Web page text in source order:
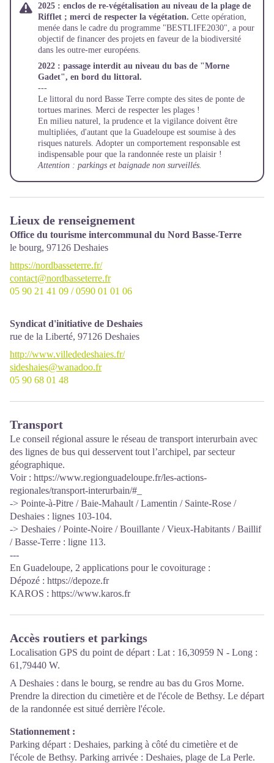
2025 : enclos de re-végétalisation au niveau de la plage de
Rifflet ; merci de respecter la végétation. Cette opération,
menée dans le cadre du programme "BESTLIFE2030", a pour
objectif de financer des projets en faveur de la biodiversité
dans les outre-mer européens.
2022 : passage interdit au niveau du bas de "Morne
Gadet", en bord du littoral.
---
Le littoral du nord Basse Terre compte des sites de ponte de
tortues marines. Merci de respecter les plages !
En milieu naturel, la prudence et la vigilance doivent être
multipliées, d'autant que la Guadeloupe est soumise à des
risques naturels. Adopter un comportement responsable est
indispensable pour que la randonnée reste un plaisir !
Attention : parkings et baignade non surveillés.
Lieux de renseignement
Office du tourisme intercommunal du Nord Basse-Terre
le bourg, 97126 Deshaies
https://nordbasseterre.fr/
contact@nordbasseterre.fr
05 90 21 41 09 / 0590 01 01 06
Syndicat d'initiative de Deshaies
rue de la Liberté, 97126 Deshaies
http://www.villededeshaies.fr/
sideshaies@wanadoo.fr
05 90 68 01 48
Transport
Le conseil régional assure le réseau de transport interurbain avec
des lignes de bus qui desservent tout l’archipel, par secteur
géographique.
Voir : https://www.regionguadeloupe.fr/les-actions-
regionales/transport-interurbain/#_
-> Pointe-à-Pitre / Baie-Mahault / Lamentin / Sainte-Rose /
Deshaies : lignes 103-104.
-> Deshaies / Pointe-Noire / Bouillante / Vieux-Habitants / Baillif
/ Basse-Terre : ligne 113.
---
En Guadeloupe, 2 applications pour le covoiturage :
Dépozé : https://depoze.fr
KAROS : https://www.karos.fr
Accès routiers et parkings
Localisation GPS du point de départ : Lat : 16,30959 N - Long :
61,79440 W.
A Deshaies : dans le bourg, se rendre au bas du Gros Morne.
Prendre la direction du cimetière et de l'école de Bethsy. Le départ
de la randonnée est situé derrière l'école.
Stationnement :
Parking départ : Deshaies, parking à côté du cimetière et de
l'école de Bethsy. Parking arrivée : Deshaies, plage de La Perle.